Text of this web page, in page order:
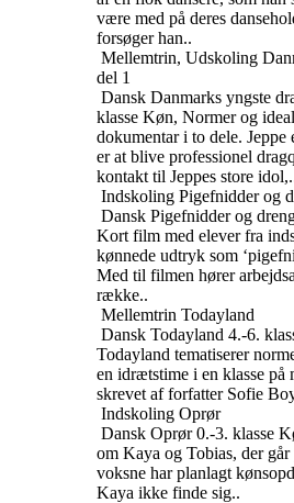
være med på deres
forsøger han..
Mellemtrin, Udskoling
del 1
Dansk Danmarks yngste
klasse Køn, Normer og
dokumentar i to dele. Jeppe
er at blive professionel
kontakt til Jeppes store
Indskoling Pigefnidder og
Dansk Pigefnidder og
Kort film med elever fra
kønnede udtryk som
Med til filmen hører
række..
Mellemtrin Todayland
Dansk Todayland 4.-6.
Todayland tematiserer
en idrætstime i en klasse
skrevet af forfatter Sofie
Indskoling Oprør
Dansk Oprør 0.-3. klasse
om Kaya og Tobias, der
voksne har planlagt
Kaya ikke finde sig..